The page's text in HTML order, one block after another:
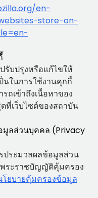
en-
store-on-
รับปรุงหรือแก้ไขให้
นในการใช้งานคุกกี้
ถเข้าถึงเนื้อหาของ
ที่เว็บไซต์ของสถาบัน
มูลส่วนบุคคล (Privacy
ประมวลผลข้อมูลส่วน
ระราชบัญญัติคุ้มครอง
โยบายคุ้มครองข้อมูล